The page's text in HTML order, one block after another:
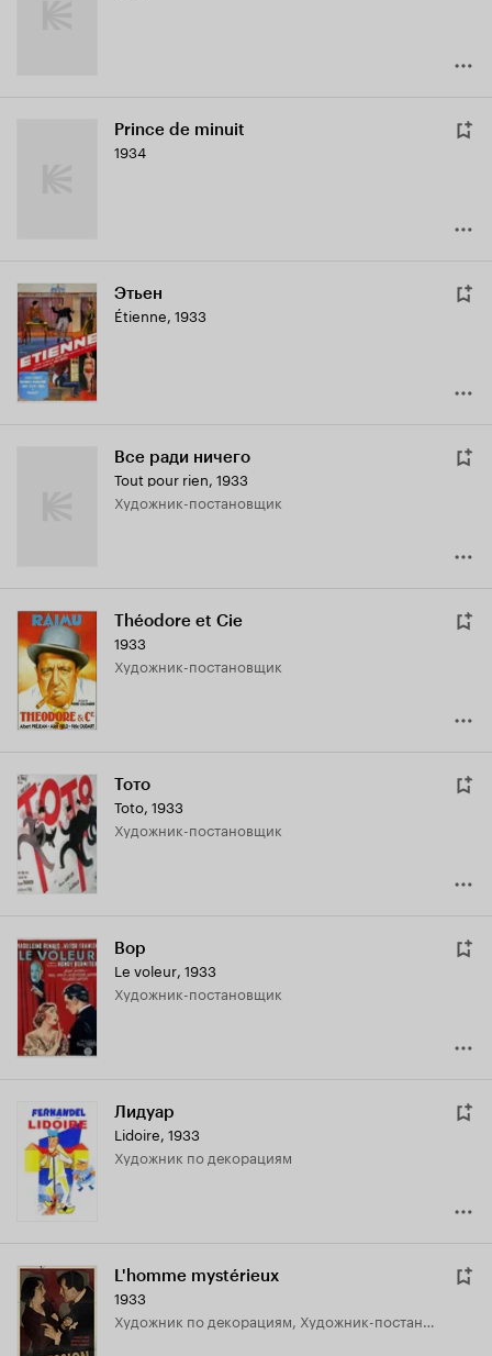
Prince de minuit
1934
Этьен
Étienne, 1933
Все ради ничего
Tout pour rien, 1933
Художник-постановщик
Théodore et Cie
1933
Художник-постановщик
Тото
Toto, 1933
Художник-постановщик
Вор
Le voleur, 1933
Художник-постановщик
Лидуар
Lidoire, 1933
Художник по декорациям
L'homme mystérieux
1933
Художник по декорациям, Художник-постановщик